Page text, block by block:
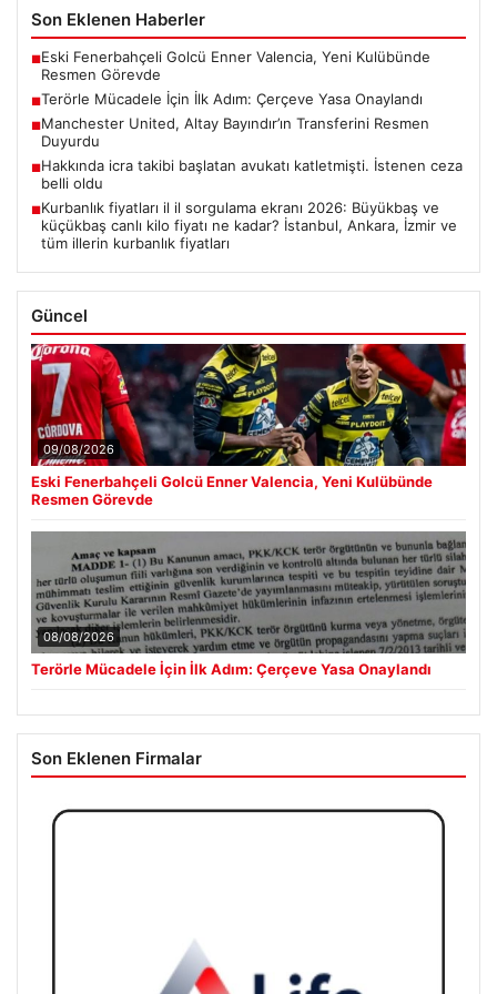
Son Eklenen Haberler
■Eski Fenerbahçeli Golcü Enner Valencia, Yeni Kulübünde
Resmen Görevde
■Terörle Mücadele İçin İlk Adım: Çerçeve Yasa Onaylandı
■Manchester United, Altay Bayındır’ın Transferini Resmen
Duyurdu
■Hakkında icra takibi başlatan avukatı katletmişti. İstenen ceza
belli oldu
■Kurbanlık fiyatları il il sorgulama ekranı 2026: Büyükbaş ve
küçükbaş canlı kilo fiyatı ne kadar? İstanbul, Ankara, İzmir ve
tüm illerin kurbanlık fiyatları
Güncel
09/08/2026
Eski Fenerbahçeli Golcü Enner Valencia, Yeni Kulübünde
Resmen Görevde
08/08/2026
Terörle Mücadele İçin İlk Adım: Çerçeve Yasa Onaylandı
Son Eklenen Firmalar